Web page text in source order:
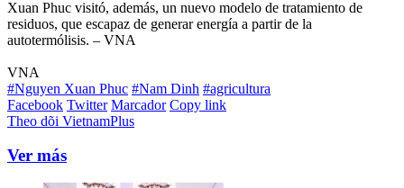
Xuan Phuc visitó, además, un nuevo modelo de tratamiento de
residuos, que escapaz de generar energía a partir de la
autotermólisis. – VNA
VNA
#Nguyen Xuan Phuc #Nam Dinh #agricultura
Facebook Twitter Marcador Copy link
Theo dõi VietnamPlus
Ver más